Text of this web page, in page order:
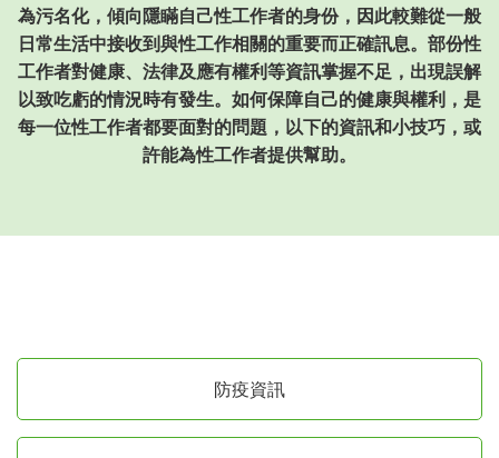
為污名化，傾向隱瞞自己性工作者的身份，因此較難從一般
日常生活中接收到與性工作相關的重要而正確訊息。部份性
工作者對健康、法律及應有權利等資訊掌握不足，出現誤解
以致吃虧的情況時有發生。如何保障自己的健康與權利，是
每一位性工作者都要面對的問題，以下的資訊和小技巧，或
許能為性工作者提供幫助。
防疫資訊